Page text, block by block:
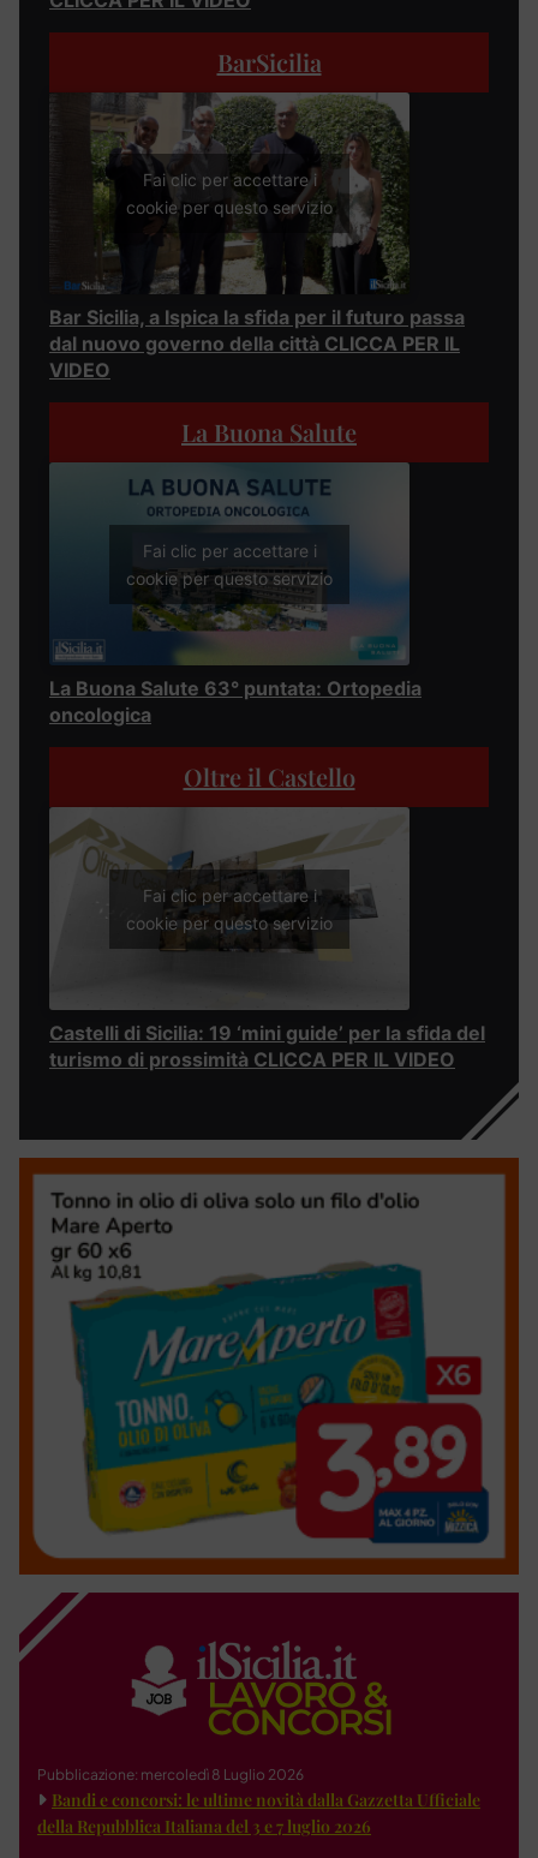
BarSicilia
Fai clic per accettare i
cookie per questo servizio
Bar Sicilia, a Ispica la sfida per il futuro passa
dal nuovo governo della città CLICCA PER IL
VIDEO
La Buona Salute
Fai clic per accettare i
cookie per questo servizio
La Buona Salute 63° puntata: Ortopedia
oncologica
Oltre il Castello
Fai clic per accettare i
cookie per questo servizio
Castelli di Sicilia: 19 ‘mini guide’ per la sfida del
turismo di prossimità CLICCA PER IL VIDEO
Pubblicazione: mercoledì 8 Luglio 2026
Bandi e concorsi: le ultime novità dalla Gazzetta Ufficiale
della Repubblica Italiana del 3 e 7 luglio 2026